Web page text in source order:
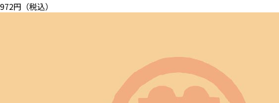
972円（税込）